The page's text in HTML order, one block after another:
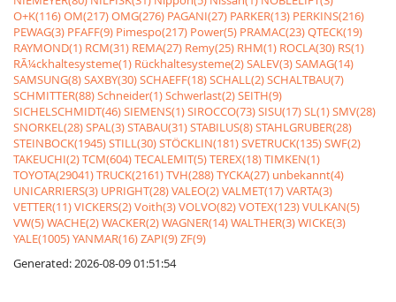
O+K(116)OM(217)OMG(276) PAGANI(27) PARKER(13) PERKINS(216)
PEWAG(3) PFAFF(9) Pimespo(217) Power(5) PRAMAC(23)QTECK(19)
RAYMOND(1) RCM(31) REMA(27) Remy(25) RHM(1) ROCLA(30) RS(1)
RÃ¼ckhaltesysteme(1) Rückhaltesysteme(2)SALEV(3)SAMAG(14)
SAMSUNG(8)SAXBY(30)SCHAEFF(18)SCHALL(2)SCHALTBAU(7)
SCHMITTER(88)Schneider(1)Schwerlast(2)SEITH(9)
SICHELSCHMIDT(46)SIEMENS(1)SIROCCO(73)SISU(17)SL(1)SMV(28)
SNORKEL(28)SPAL(3)STABAU(31)STABILUS(8)STAHLGRUBER(28)
STEINBOCK(1945)STILL(30)STÖCKLIN(181)SVETRUCK(135)SWF(2)
TAKEUCHI(2)TCM(604)TECALEMIT(5)TEREX(18)TIMKEN(1)
TOYOTA(29041)TRUCK(2161)TVH(288)TYCKA(27) unbekannt(4)
UNICARRIERS(3) UPRIGHT(28)VALEO(2)VALMET(17)VARTA(3)
VETTER(11)VICKERS(2)Voith(3)VOLVO(82)VOTEX(123)VULKAN(5)
VW(5)WACHE(2)WACKER(2)WAGNER(14)WALTHER(3)WICKE(3)
YALE(1005)YANMAR(16)ZAPI(9)ZF(9)
Generated: 2026-08-09 01:51:54